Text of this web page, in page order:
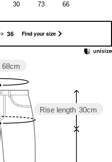
30 73
66
36 Find your size
Rise length 30cm
68cm